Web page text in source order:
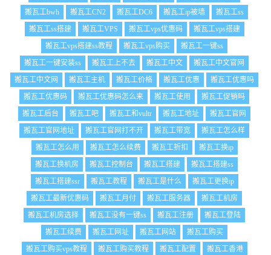
搬瓦工bwh
搬瓦工CN2 搬瓦工DC6 搬瓦工ip被墙
搬瓦工ss
搬瓦工ss搭建
搬瓦工VPS 搬瓦工vps优惠码
搬瓦工vps搭建
搬瓦工vps搭建ss教程
搬瓦工vps购买
搬瓦工一键ss
搬瓦工一键安装ss
搬瓦工上不去 搬瓦工中文
搬瓦工中文官网
搬瓦工中文网
搬瓦工主机 搬瓦工价格 搬瓦工优惠
搬瓦工优惠吗
搬瓦工优惠码
搬瓦工优惠码怎么来 搬瓦工使用
搬瓦工促销吗
搬瓦工后台
搬瓦工吧 搬瓦工和vultr 搬瓦工地址
搬瓦工官网
搬瓦工官网地址
搬瓦工官网打不开 搬瓦工带宽
搬瓦工怎么样
搬瓦工怎么用
搬瓦工怎么续费 搬瓦工折扣
搬瓦工换ip
搬瓦工换机房
搬瓦工控制台 搬瓦工搭建
搬瓦工搭建ss
搬瓦工搭建ssr
搬瓦工教程 搬瓦工是什么
搬瓦工更换ip
搬瓦工最新优惠码
搬瓦工月付 搬瓦工服务器
搬瓦工机房
搬瓦工机房选择
搬瓦工没有一键ss 搬瓦工注册
搬瓦工登陆
搬瓦工续费
搬瓦工网址 搬瓦工网站
搬瓦工购买
搬瓦工购买vps教程
搬瓦工购买教程 搬瓦工配置
搬瓦工香港